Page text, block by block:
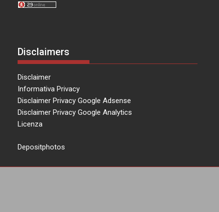
Disclaimers
Disclaimer
Informativa Privacy
Disclaimer Privacy Google Adsense
Disclaimer Privacy Google Analytics
Licenza
Depositphotos